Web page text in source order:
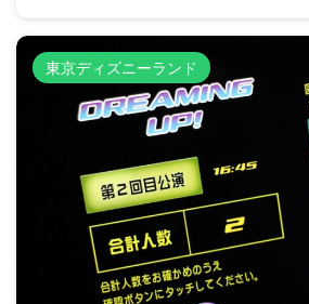
東京ディズニーランド